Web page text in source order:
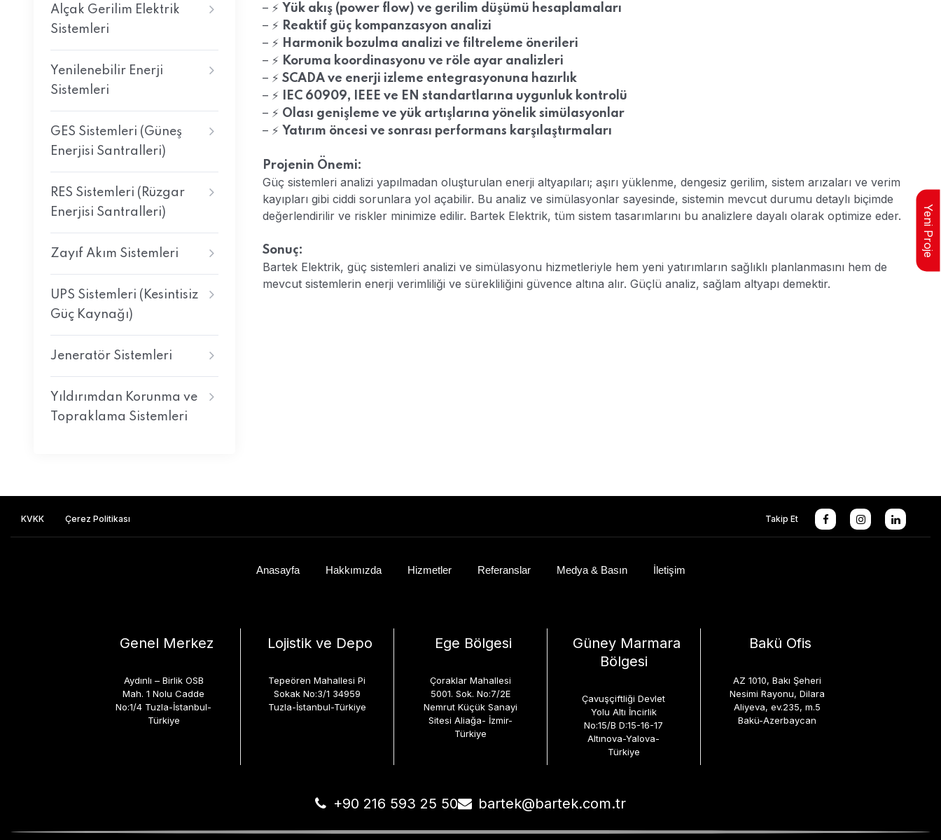
Alçak Gerilim Elektrik
Sistemleri
Yenilenebilir Enerji
Sistemleri
GES Sistemleri (Güneş
Enerjisi Santralleri)
RES Sistemleri (Rüzgar
Enerjisi Santralleri)
Zayıf Akım Sistemleri
UPS Sistemleri (Kesintisiz
Güç Kaynağı)
Jeneratör Sistemleri
Yıldırımdan Korunma ve
Topraklama Sistemleri
– ⚡ Yük akış (power flow) ve gerilim düşümü hesaplamaları
– ⚡ Reaktif güç kompanzasyon analizi
– ⚡ Harmonik bozulma analizi ve filtreleme önerileri
– ⚡ Koruma koordinasyonu ve röle ayar analizleri
– ⚡ SCADA ve enerji izleme entegrasyonuna hazırlık
– ⚡ IEC 60909, IEEE ve EN standartlarına uygunluk kontrolü
– ⚡ Olası genişleme ve yük artışlarına yönelik simülasyonlar
– ⚡ Yatırım öncesi ve sonrası performans karşılaştırmaları
Projenin Önemi:
Güç sistemleri analizi yapılmadan oluşturulan enerji altyapıları; aşırı yüklenme, dengesiz gerilim, sistem arızaları ve verim
kayıpları gibi ciddi sorunlara yol açabilir. Bu analiz ve simülasyonlar sayesinde, sistemin mevcut durumu detaylı biçimde
değerlendirilir ve riskler minimize edilir. Bartek Elektrik, tüm sistem tasarımlarını bu analizlere dayalı olarak optimize eder.
Sonuç:
Bartek Elektrik, güç sistemleri analizi ve simülasyonu hizmetleriyle hem yeni yatırımların sağlıklı planlanmasını hem de
mevcut sistemlerin enerji verimliliği ve sürekliliğini güvence altına alır. Güçlü analiz, sağlam altyapı demektir.
KVKK Çerez Politikası Takip Et
Anasayfa Hakkımızda Hizmetler Referanslar Medya & Basın İletişim
Genel Merkez
Aydınlı – Birlik OSB
Mah. 1 Nolu Cadde
No:1/4 Tuzla-İstanbul-
Türkiye
Lojistik ve Depo
Tepeören Mahallesi Pi
Sokak No:3/1 34959
Tuzla-İstanbul-Türkiye
Ege Bölgesi
Çoraklar Mahallesi
5001. Sok. No:7/2E
Nemrut Küçük Sanayi
Sitesi Aliağa- İzmir-
Türkiye
Güney Marmara
Bölgesi
Çavuşçiftliği Devlet
Yolu Altı İncirlik
No:15/B D:15-16-17
Altınova-Yalova-
Türkiye
Bakü Ofis
AZ 1010, Bakı Şeheri
Nesimi Rayonu, Dilara
Aliyeva, ev.235, m.5
Bakü-Azerbaycan
+90 216 593 25 50 bartek@bartek.com.tr
Yeni Proje